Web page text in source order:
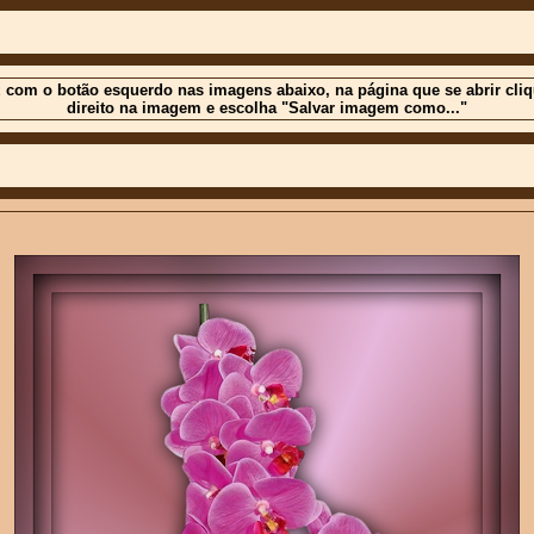
com o botão esquerdo nas imagens abaixo, na página que se abrir
direito na imagem e escolha "Salvar imagem como..."